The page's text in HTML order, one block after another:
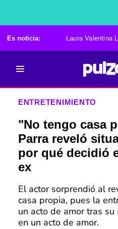
Es noticia: Laura Valentina
ENTRETENIMIENTO
"No tengo casa
Parra reveló
por qué decidió
ex
El actor sorprendió al
casa propia, pues la
un acto de amor tras
en un acto de amor.